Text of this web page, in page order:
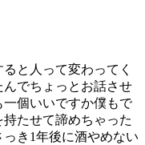
と人って変わってく
でちょっとお話させ
個いいですか僕もで
たせて諦めちゃった
き1年後に酒やめない